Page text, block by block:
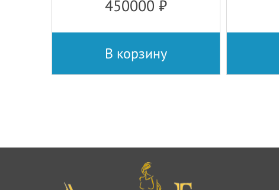
450000 ₽
В корзину